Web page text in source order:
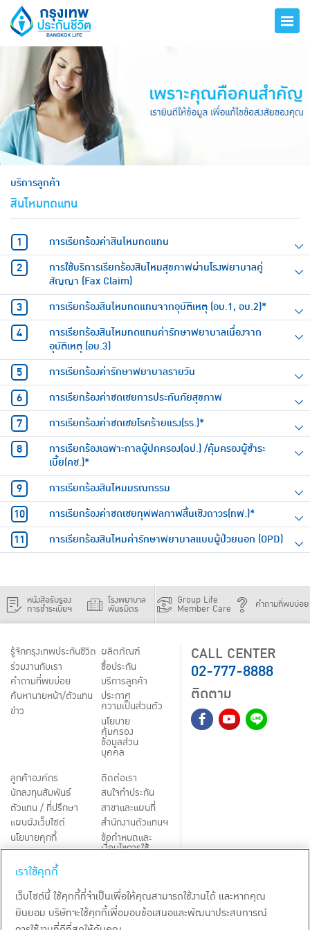
บริการลูกค้า
สินไหมทดแทน
การเรียกร้องค่าสินไหมทดแทน
การใช้บริการเรียกร้องสินไหมสุขภาพผ่านโรงพยาบาลคู่
สัญญา (Fax Claim)
การเรียกร้องสินไหมทดแทนจากอุบัติเหตุ (อบ.1, อบ.2)*
การเรียกร้องสินไหมทดแทนค่ารักษาพยาบาลเนื่องจาก
อุบัติเหตุ (อบ.3)
การเรียกร้องค่ารักษาพยาบาลรายวัน
การเรียกร้องค่าชดเชยการประกันภัยสุขภาพ
การเรียกร้องค่าชดเชยโรคร้ายแรง(รร.)*
การเรียกร้องเฉพาะกาลผู้ปกครอง(ฉป.) /คุ้มครองผู้ชำระ
เบี้ย(คช.)*
การเรียกร้องสินไหมมรณกรรม
การเรียกร้องค่าชดเชยทุพพลภาพสิ้นเชิงถาวร(ทพ.)*
การเรียกร้องสินไหมค่ารักษาพยาบาลแบบผู้ป่วยนอก (OPD)
หนังสือรับรอง
การชำระเบี้ยฯ
โรงพยาบาล
พันธมิตร
Group Life
Member Care คำถามที่พบบ่อย
รู้จักกรุงเทพประกันชีวิต
ร่วมงานกับเรา
คำถามที่พบบ่อย
ค้นหานายหน้า/ตัวแทน
ข่าว
ผลิตภัณฑ์
ชื้อประกัน
บริการลูกค้า
ประกาศ
ความเป็นส่วนตัว
นโยบาย
คุ้มครอง
ข้อมูลส่วน
บุคคล
ลูกค้าองค์กร
นักลงทุนสัมพันธ์
ตัวแทน / ที่ปรึกษา
แผนผังเว็บไซต์
นโยบายคุกกี้
Third-Party Notices
ติดต่อเรา
สนใจทำประกัน
สาขาและแผนที่
สำนักงานตัวแทนฯ
ข้อกำหนดและ
เงื่อนไขการใช้
CALL CENTER
02-777-8888
ติดตาม
TH EN
สงวนลิขสิทธิ์ พ.ศ.2569
เราใช้คุกกี้
เว็บไซต์นี้ ใช้คุกกี้ที่จำเป็นเพื่อให้คุณสามารถใช้งานได้ และหากคุณ
ยินยอม บริษัทจะใช้คุกกี้เพื่อมอบข้อเสนอและพัฒนาประสบการณ์